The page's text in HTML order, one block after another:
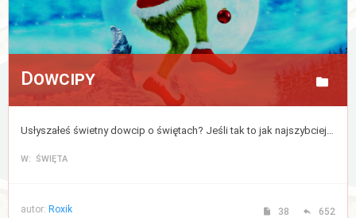
Dowcipy
Usłyszałeś świetny dowcip o świętach? Jeśli tak to jak najszybciej podziel się nim z nami, lub zajrzyj tu po odrobinę uśmiechu.
W: ŚWIĘTA
autor: Roxik 38 652